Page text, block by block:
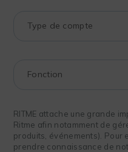
RITME attache une grande
Ritme afin notamment de
produits, événements). Pour
prendre connaissance de